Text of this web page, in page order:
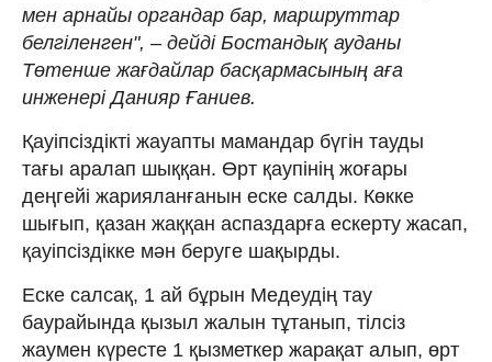
мен арнайы органдар бар, маршруттар
белгіленген", – дейді Бостандық ауданы
Төтенше жағдайлар басқармасының аға
инженері Данияр Ғаниев.
Қауіпсіздікті жауапты мамандар бүгін тауды
тағы аралап шыққан. Өрт қаупінің жоғары
деңгейі жарияланғанын еске салды. Көкке
шығып, қазан жаққан аспаздарға ескерту жасап,
қауіпсіздікке мән беруге шақырды.
Еске салсақ, 1 ай бұрын Медеудің тау
баурайында қызыл жалын тұтанып, тілсіз
жаумен күресте 1 қызметкер жарақат алып, өрт